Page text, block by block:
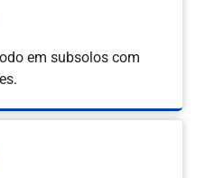
em subsolos com